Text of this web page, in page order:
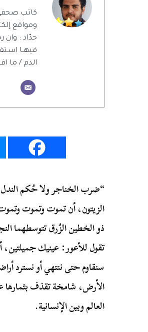
كاتب
ومواقع
حدّاد :
فيهــا
الدم / ما
“ضرب الخناجر ولا حُكم الندل
الزيتون، أن تموت وتموت
ذو الخطين الزُرق تتوسطهما
تقول للأعور: عينيك
سنقاوم حتى ننتهي أو نسترد
الأرض، شامخة تقذف بثمارها
العالم وبين الإنسانية.